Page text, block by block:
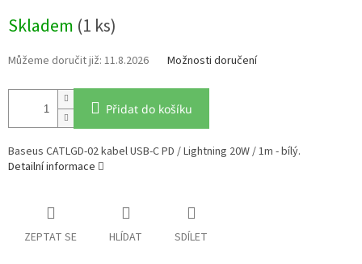
cena:
Skladem (1 ks)
11.8.2026 Možnosti doručení
Přidat do košíku
Baseus CATLGD-02 kabel USB-C PD / Lightning 20W / 1m - bílý.
Detailní informace
ZEPTAT SE HLÍDAT SDÍLET